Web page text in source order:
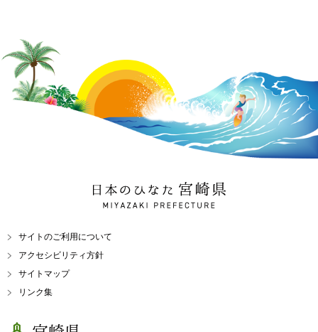
日本のひなた 宮崎県
MIYAZAKI PREFECTURE
サイトのご利用について
アクセシビリティ方針
サイトマップ
リンク集